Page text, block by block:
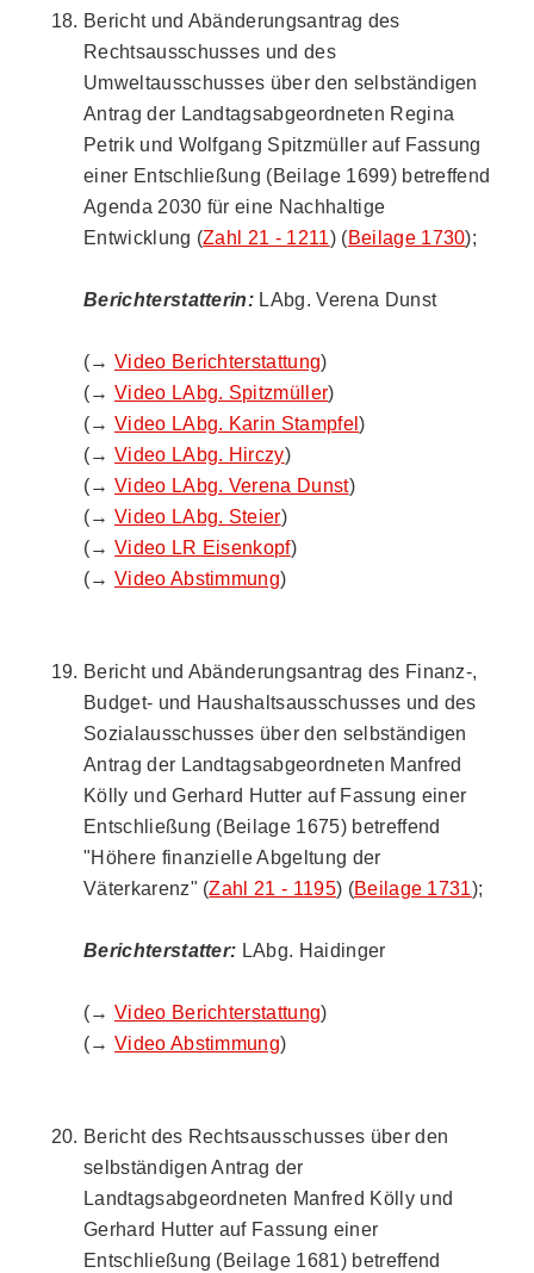
Bericht und Abänderungsantrag des
Rechtsausschusses und des
Umweltausschusses über den selbständigen
Antrag der Landtagsabgeordneten Regina
Petrik und Wolfgang Spitzmüller auf Fassung
einer Entschließung (Beilage 1699) betreffend
Agenda 2030 für eine Nachhaltige
Entwicklung (Zahl 21 - 1211) (Beilage 1730);
Berichterstatterin: LAbg. Verena Dunst
(→ Video Berichterstattung)
(→ Video LAbg. Spitzmüller)
(→ Video LAbg. Karin Stampfel)
(→ Video LAbg. Hirczy)
(→ Video LAbg. Verena Dunst)
(→ Video LAbg. Steier)
(→ Video LR Eisenkopf)
(→ Video Abstimmung)
Bericht und Abänderungsantrag des Finanz-,
Budget- und Haushaltsausschusses und des
Sozialausschusses über den selbständigen
Antrag der Landtagsabgeordneten Manfred
Kölly und Gerhard Hutter auf Fassung einer
Entschließung (Beilage 1675) betreffend
"Höhere finanzielle Abgeltung der
Väterkarenz" (Zahl 21 - 1195) (Beilage 1731);
Berichterstatter: LAbg. Haidinger
(→ Video Berichterstattung)
(→ Video Abstimmung)
Bericht des Rechtsausschusses über den
selbständigen Antrag der
Landtagsabgeordneten Manfred Kölly und
Gerhard Hutter auf Fassung einer
Entschließung (Beilage 1681) betreffend